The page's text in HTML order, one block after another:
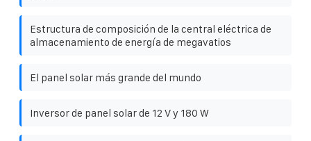
Estructura de composición de la central eléctrica de
almacenamiento de energía de megavatios
El panel solar más grande del mundo
Inversor de panel solar de 12 V y 180 W